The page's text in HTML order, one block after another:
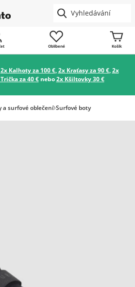
Oblíbené Košík
2x Kalhoty za 100 €,2x Kraťasy za 90 €,2x
za 40 €nebo2x Kšiltovky 30 €
a surfové oblečení Surfové boty